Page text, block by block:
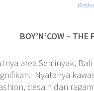
BOY’N’COW –
area Seminyak,
Nyatanya
desain dan